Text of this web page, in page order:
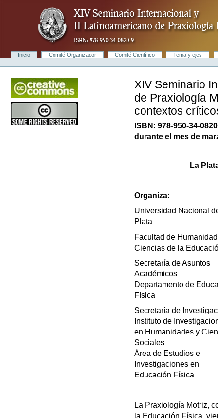
navegación
Secciones
Inicio Comité Organizador Comité Científico
Tema y ejes
Herramientas
Personales
XIV Seminario
de Praxiología
contextos
ISBN: 978-950-34-
durante el mes de
La
Organiza:
Universidad Nacional
Plata
Facultad de
Ciencias de la
Secretaría de Asuntos
Académicos
Departamento de
Física
Secretaría de
Instituto de
en Humanidades y
Sociales
Área de Estudios e
Investigaciones en
Educación Física
La Praxiología Motriz,
la Educación Física,